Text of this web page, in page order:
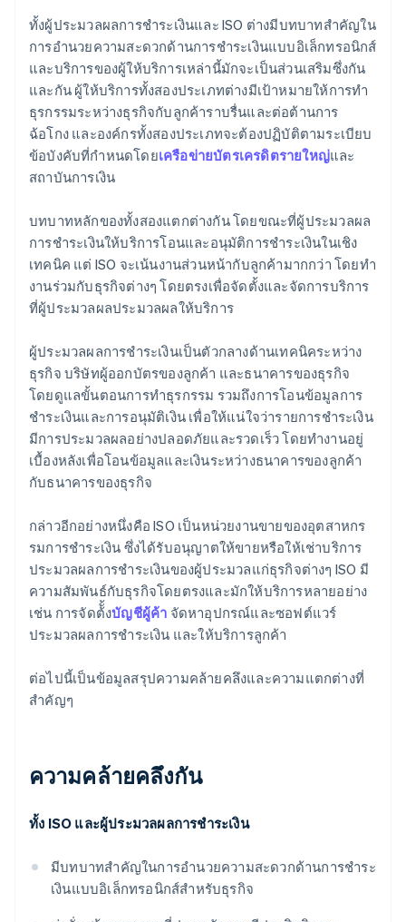
ทั้งผู้ประมวลผลการชําระเงินและ ISO ต่างมีบทบาทสําคัญใน
การอํานวยความสะดวกด้านการชําระเงินแบบอิเล็กทรอนิกส์
และบริการของผู้ให้บริการเหล่านี้มักจะเป็นส่วนเสริมซึ่งกัน
และกัน ผู้ให้บริการทั้งสองประเภทต่างมีเป้าหมายให้การทำ
ธุรกรรมระหว่างธุรกิจกับลูกค้าราบรื่นและต่อต้านการ
ฉ้อโกง และองค์กรทั้งสองประเภทจะต้องปฏิบัติตามระเบียบ
ข้อบังคับที่กำหนดโดยเครือข่ายบัตรเครดิตรายใหญ่และ
สถาบันการเงิน
บทบาทหลักของทั้งสองแตกต่างกัน โดยขณะที่ผู้ประมวลผล
การชําระเงินให้บริการโอนและอนุมัติการชําระเงินในเชิง
เทคนิค แต่ ISO จะเน้นงานส่วนหน้ากับลูกค้ามากกว่า โดยทํา
งานร่วมกับธุรกิจต่างๆ โดยตรงเพื่อจัดตั้งและจัดการบริการ
ที่ผู้ประมวลผลประมวลผลให้บริการ
ผู้ประมวลผลการชําระเงินเป็นตัวกลางด้านเทคนิคระหว่าง
ธุรกิจ บริษัทผู้ออกบัตรของลูกค้า และธนาคารของธุรกิจ
โดยดูแลขั้นตอนการทําธุรกรรม รวมถึงการโอนข้อมูลการ
ชําระเงินและการอนุมัติเงิน เพื่อให้แน่ใจว่ารายการชำระเงิน
มีการประมวลผลอย่างปลอดภัยและรวดเร็ว โดยทำงานอยู่
เบื้องหลังเพื่อโอนข้อมูลและเงินระหว่างธนาคารของลูกค้า
กับธนาคารของธุรกิจ
กล่าวอีกอย่างหนึ่งคือ ISO เป็นหน่วยงานขายของอุตสาหกร
รมการชําระเงิน ซึ่งได้รับอนุญาตให้ขายหรือให้เช่าบริการ
ประมวลผลการชําระเงินของผู้ประมวลแก่ธุรกิจต่างๆ ISO มี
ความสัมพันธ์กับธุรกิจโดยตรงและมักให้บริการหลายอย่าง
เช่น การจัดต้ั้งบัญชีผู้ค้า จัดหาอุปกรณ์และซอฟต์แวร์
ประมวลผลการชําระเงิน และให้บริการลูกค้า
ต่อไปนี้เป็นข้อมูลสรุปความคล้ายคลึงและความแตกต่างที่
สําคัญๆ
ความคล้ายคลึงกัน
ทั้ง ISO และผู้ประมวลผลการชําระเงิน
มีบทบาทสําคัญในการอํานวยความสะดวกด้านการชําระ
เงินแบบอิเล็กทรอนิกส์สําหรับธุรกิจ